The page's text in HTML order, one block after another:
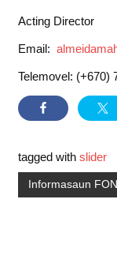
Acting Director
Email:
Telemovel: (+670)
tagged with slider
Informasaun